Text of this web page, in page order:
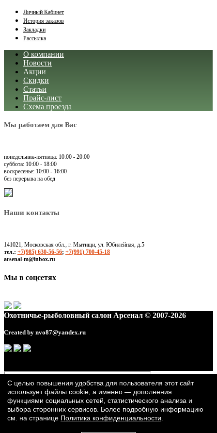
Личный Кабинет
История заказов
Закладки
Рассылка
О компании
Новости
Акции
Скидки
Статьи
Прайс-лист
Схема проезда
Мы работаем для Вас
понедельник-пятница: 10:00 - 20:00
суббота: 10:00 - 18:00
воскресенье: 10:00 - 16:00
без перерыва на обед
Наши контакты
141021, Московская обл., г. Мытищи, ул. Юбилейная, д.5
тел.: +7(985) 630-56-56; +7(991) 700-45-18
arsenal-m@inbox.ru
Мы в соцсетях
Охотничье-рыболовный салон Арсенал © 2007-2026
Created by nvo87@yandex.ru
С целью повышения удобства для пользователя этот сайт
использует файлы cookie, а именно — дополнения
функциями социальных сетей, статистического анализа и
выбора сторонних сервисов. Более подробную информацию
см. на странице Политика конфиденциальности